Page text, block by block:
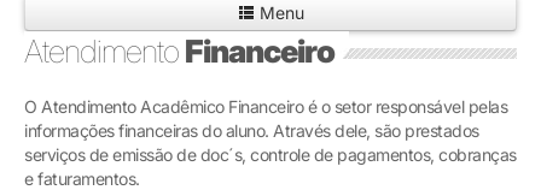
Matricule-se
Graduação
Pós-graduação
Educação a Distância
Menu
AtendimentoFinanceiro
O Atendimento Acadêmico Financeiro é o setor responsável pelas
informações financeiras do aluno. Através dele, são prestados
serviços de emissão de doc´s, controle de pagamentos, cobranças
e faturamentos.